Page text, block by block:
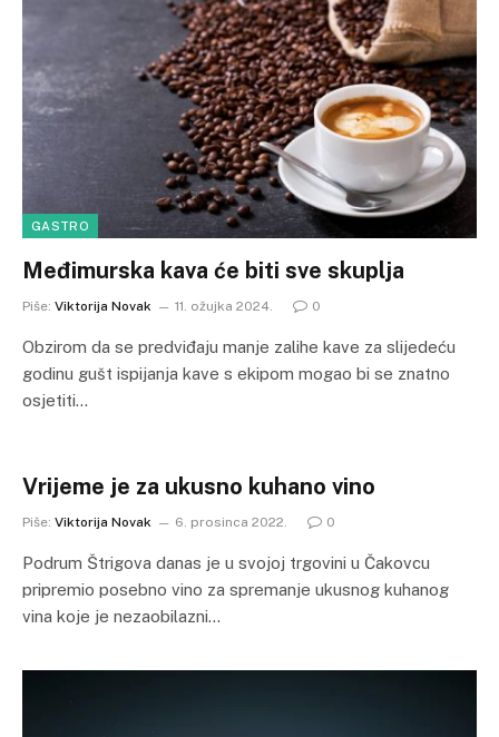
GASTRO
Međimurska kava će biti sve skuplja
Piše: Viktorija Novak 11. ožujka 2024. 0
Obzirom da se predviđaju manje zalihe kave za slijedeću
godinu gušt ispijanja kave s ekipom mogao bi se znatno
osjetiti…
Vrijeme je za ukusno kuhano vino
Piše: Viktorija Novak 6. prosinca 2022. 0
Podrum Štrigova danas je u svojoj trgovini u Čakovcu
pripremio posebno vino za spremanje ukusnog kuhanog
vina koje je nezaobilazni…